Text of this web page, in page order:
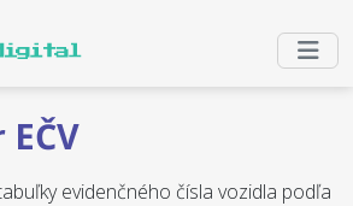
evidenčného čísla vozidla podľa